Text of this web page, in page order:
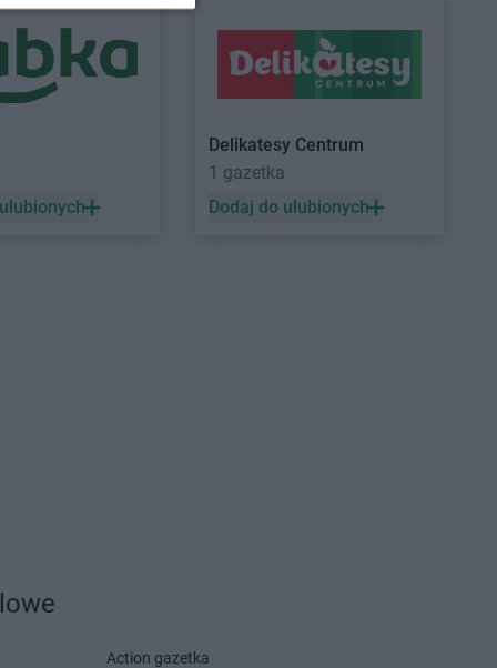
Warmiński Koliber Lipnica Mała
Delikatesy Centrum
1 gazetka
Dodaj do ulubionych
Action gazetka